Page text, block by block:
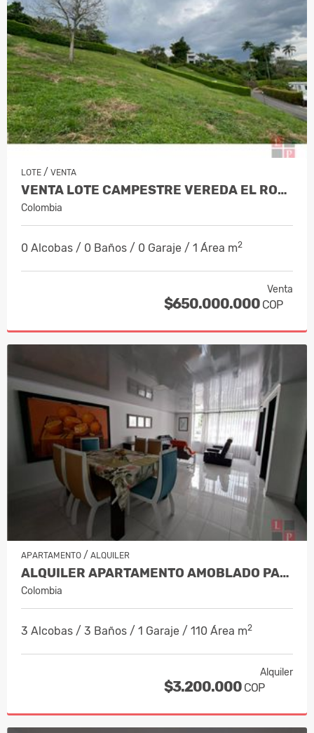
LOTE / VENTA
VENTA LOTE CAMPESTRE VEREDA EL ROSAR…
Colombia
0 Alcobas / 0 Baños / 0 Garaje / 1 Área m2
Venta
$650.000.000 COP
APARTAMENTO / ALQUILER
ALQUILER APARTAMENTO AMOBLADO PALER…
Colombia
3 Alcobas / 3 Baños / 1 Garaje / 110 Área m2
Alquiler
$3.200.000 COP